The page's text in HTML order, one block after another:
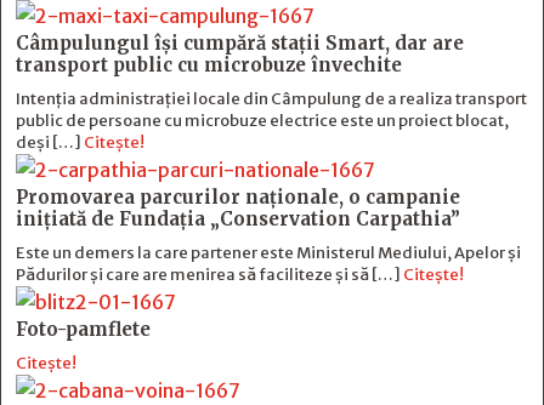
Câmpulungul îşi cumpără staţii Smart, dar are
transport public cu microbuze învechite
Intenția administrației locale din Câmpulung de a realiza transport
public de persoane cu microbuze electrice este un proiect blocat,
deși […] Citește!
Promovarea parcurilor naționale, o campanie
inițiată de Fundația „Conservation Carpathia”
Este un demers la care partener este Ministerul Mediului, Apelor și
Pădurilor și care are menirea să faciliteze și să […] Citește!
Foto-pamflete
Citește!